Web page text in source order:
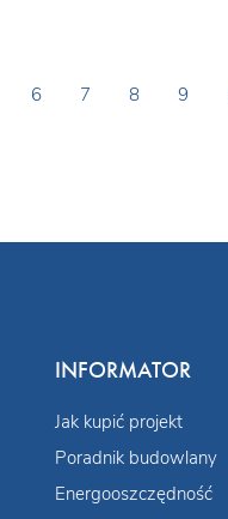
6 7 8 9
INFORMATOR
Jak kupić projekt
Poradnik budowlany
Energooszczędność